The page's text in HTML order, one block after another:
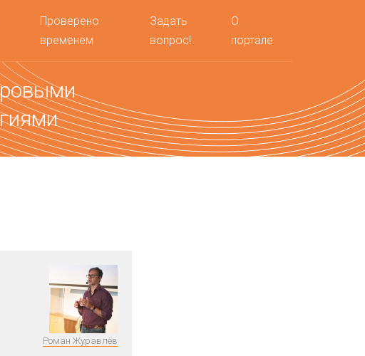
Проверено
временем
Задать
вопрос!
О
портале
Роман Журавлёв